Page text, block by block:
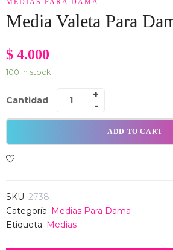
MEDIAS PARA DAMA
Media Valeta Para
$ 4.000
100 in stock
Cantidad
ADD TO CART
SKU: 2738
Categoría: Medias Para Dama
Etiqueta: Medias